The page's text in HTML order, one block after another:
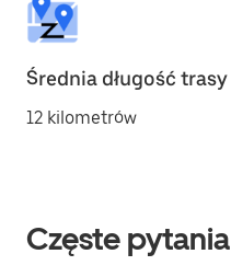
Średnia długość trasy
12 kilometrów
Częste pytania